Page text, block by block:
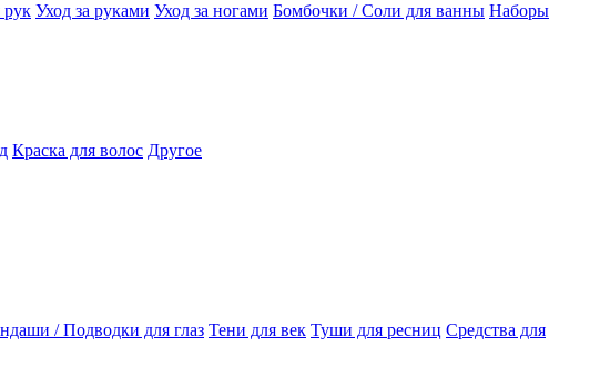
Уход за руками Уход за ногами Бомбочки / Соли для ванны Наборы
Краска для волос Другое
/ Подводки для глаз Тени для век Туши для ресниц Средства для